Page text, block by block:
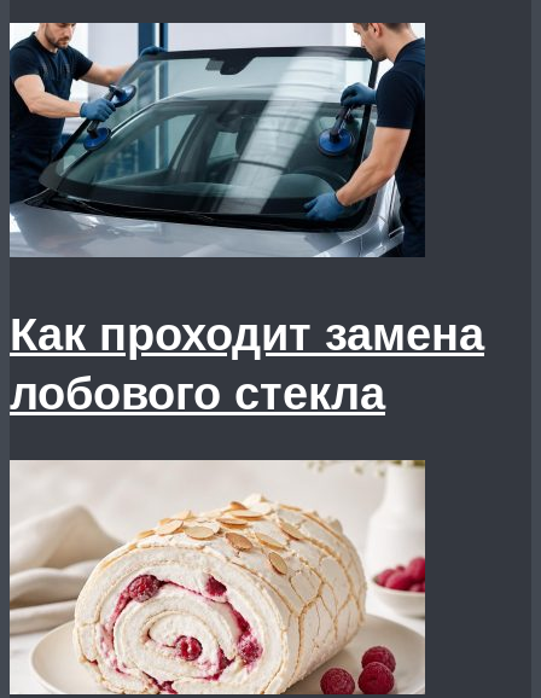
Как проходит замена
лобового стекла